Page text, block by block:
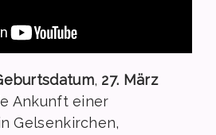
, 27. März
Ankunft einer
Gelsenkirchen,